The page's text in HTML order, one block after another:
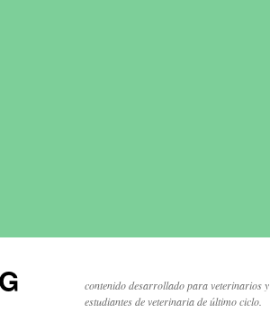
contenido desarrollado para veterinarios y
estudiantes de veterinaria de último ciclo.